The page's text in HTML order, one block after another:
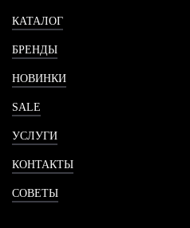
КАТАЛОГ
БРЕНДЫ
НОВИНКИ
SALE
УСЛУГИ
КОНТАКТЫ
СОВЕТЫ